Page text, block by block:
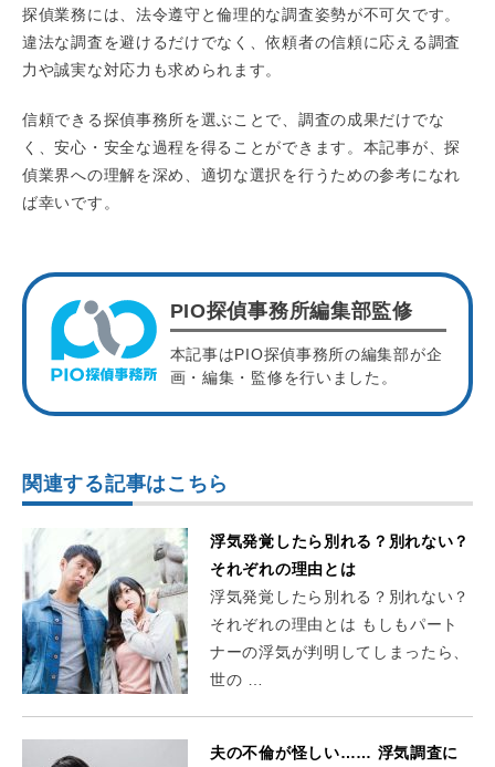
探偵業務には、法令遵守と倫理的な調査姿勢が不可欠です。
違法な調査を避けるだけでなく、依頼者の信頼に応える調査
力や誠実な対応力も求められます。
信頼できる探偵事務所を選ぶことで、調査の成果だけでな
く、安心・安全な過程を得ることができます。本記事が、探
偵業界への理解を深め、適切な選択を行うための参考になれ
ば幸いです。
PIO探偵事務所編集部監修
本記事はPIO探偵事務所の編集部が企
画・編集・監修を行いました。
関連する記事はこちら
浮気発覚したら別れる？別れない？
それぞれの理由とは
浮気発覚したら別れる？別れない？
それぞれの理由とは もしもパート
ナーの浮気が判明してしまったら、
世の …
夫の不倫が怪しい…… 浮気調査に